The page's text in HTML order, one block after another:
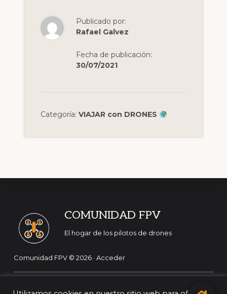
Publicado por:
Rafael Galvez
Fecha de publicación:
30/07/2021
Categoría: VIAJAR con DRONES
Footer
COMUNIDAD FPV
El hogar de los pilotos de drones
Comunidad FPV © 2026 · Acceder
¡Síguenos en las redes sociales!